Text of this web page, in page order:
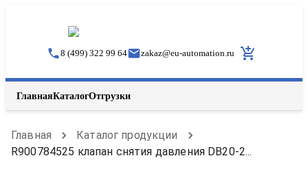
8 (499) 322 99 64 zakaz@eu-automation.ru
ГлавнаяКаталогОтгрузки
Главная
Каталог продукции
R900784525 клапан снятия давления DB20-2...